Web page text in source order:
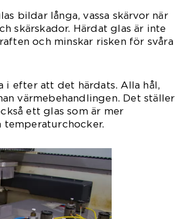
bildar långa, vassa skärvor när
skärskador. Härdat glas är inte
och minskar risken för svåra
i efter att det härdats. Alla hål,
värmebehandlingen. Det ställer
ett glas som är mer